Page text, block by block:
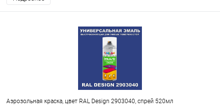
Аэрозольная краска, цвет RAL Design 2903040, спрей 520мл